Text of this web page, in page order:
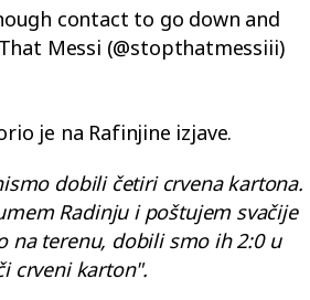
contact to go down and
Messi (@stopthatmessiii)
je na Rafinjine izjave.
dobili četiri crvena kartona.
Radinju i poštujem svačije
na terenu, dobili smo ih 2:0 u
crveni karton".